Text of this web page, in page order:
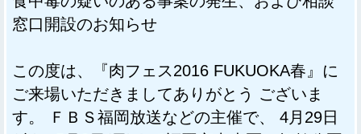
窓口開設のお知らせ
この度は、『肉フェス2016 FUKUOKA春』に
ご来場いただきましてありがとう ございま
す。 ＦＢＳ福岡放送などの主催で、 4月29日